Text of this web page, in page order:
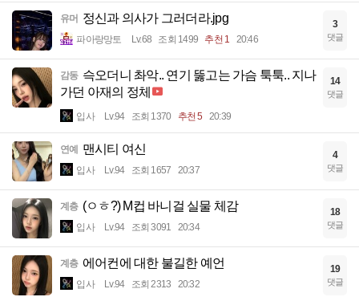
유머 정신과 의사가 그러더라.jpg
파아랑망토 Lv.68 조회 1499 추천 1 20:46
3
댓글
감동 슥오더니 촤악.. 연기 뚫고는 가슴 툭툭.. 지나
가던 아재의 정체
입사 Lv.94 조회 1370 추천 5 20:39
14
댓글
연예 맨시티 여신
입사 Lv.94 조회 1657 20:37
4
댓글
계층 (ㅇㅎ?) M컵 바니걸 실물 체감
입사 Lv.94 조회 3091 20:34
18
댓글
계층 에어컨에 대한 불길한 예언
입사 Lv.94 조회 2313 20:32
19
댓글